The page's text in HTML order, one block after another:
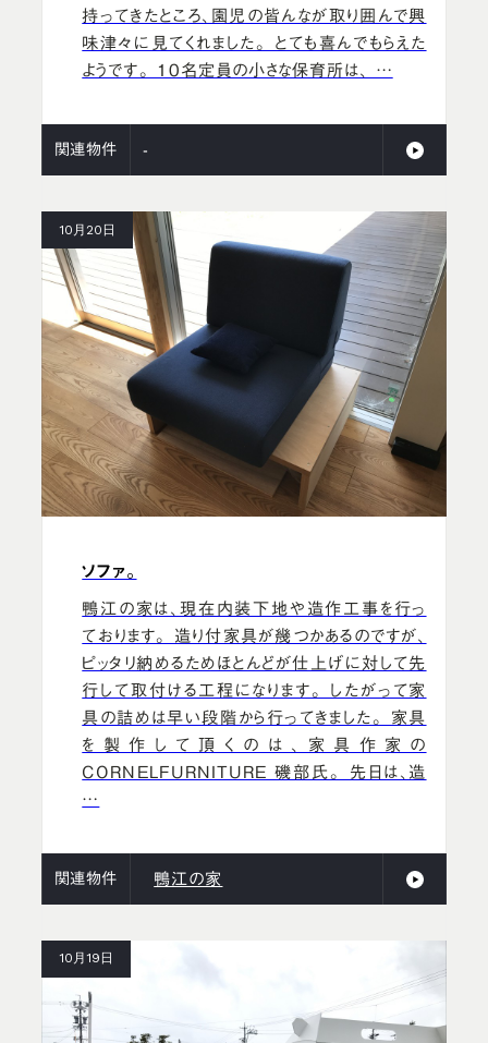
持ってきたところ、園児の皆んなが取り囲んで興
味津々に見てくれました。 とても喜んでもらえた
ようです。 10名定員の小さな保育所は、 …
関連物件 -
10月20日
ソファ。
鴨江の家は、現在内装下地や造作工事を行っ
ております。 造り付家具が幾つかあるのですが、
ピッタリ納めるためほとんどが仕上げに対して先
行して取付ける工程になります。 したがって家
具の詰めは早い段階から行ってきました。 家具
を製作して頂くのは、家具作家の
CORNELFURNITURE 磯部氏。 先日は、造
…
関連物件 鴨江の家
10月19日